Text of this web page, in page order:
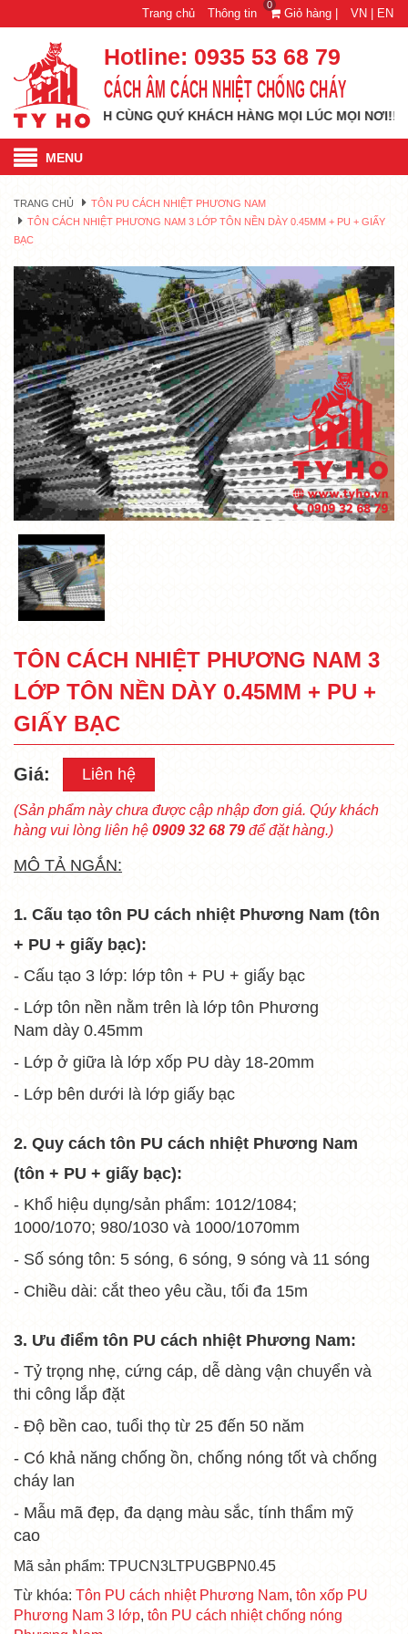
Trang chủ Thông tin
0
Giỏ hàng | VN | EN
Hotline: 0935 53 68 79
CÁCH ÂM CÁCH NHIỆT CHỐNG CHÁY
HÀNH CÙNG QUÝ KHÁCH HÀNG MỌI LÚC MỌI NƠI!!!
MENU
TRANG CHỦ
TÔN PU CÁCH NHIỆT PHƯƠNG NAM
TÔN CÁCH NHIỆT PHƯƠNG NAM 3 LỚP TÔN NỀN DÀY 0.45MM + PU + GIẤY
BẠC
TÔN CÁCH NHIỆT PHƯƠNG NAM 3
LỚP TÔN NỀN DÀY 0.45MM + PU +
GIẤY BẠC
Giá: Liên hệ
(Sản phẩm này chưa được cập nhập đơn giá. Qúy khách
hàng vui lòng liên hệ 0909 32 68 79 để đặt hàng.)
MÔ TẢ NGẮN:
1. Cấu tạo tôn PU cách nhiệt Phương Nam (tôn
+ PU + giấy bạc):
- Cấu tạo 3 lớp: lớp tôn + PU + giấy bạc
- Lớp tôn nền nằm trên là lớp tôn Phương
Nam dày 0.45mm
- Lớp ở giữa là lớp xốp PU dày 18-20mm
- Lớp bên dưới là lớp giấy bạc
2. Quy cách tôn PU cách nhiệt Phương Nam
(tôn + PU + giấy bạc):
- Khổ hiệu dụng/sản phẩm: 1012/1084;
1000/1070; 980/1030 và 1000/1070mm
- Số sóng tôn: 5 sóng, 6 sóng, 9 sóng và 11 sóng
- Chiều dài: cắt theo yêu cầu, tối đa 15m
3. Ưu điểm tôn PU cách nhiệt Phương Nam:
- Tỷ trọng nhẹ, cứng cáp, dễ dàng vận chuyển và
thi công lắp đặt
- Độ bền cao, tuổi thọ từ 25 đến 50 năm
- Có khả năng chống ồn, chống nóng tốt và chống
cháy lan
- Mẫu mã đẹp, đa dạng màu sắc, tính thẩm mỹ
cao
Mã sản phẩm: TPUCN3LTPUGBPN0.45
Từ khóa: Tôn PU cách nhiệt Phương Nam, tôn xốp PU
Phương Nam 3 lớp, tôn PU cách nhiệt chống nóng